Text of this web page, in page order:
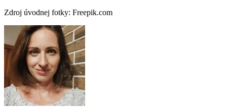
Zdroj úvodnej fotky: Freepik.com